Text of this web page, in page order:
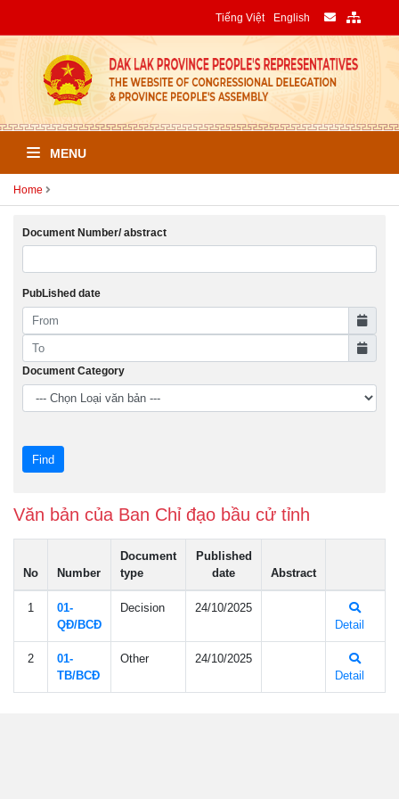
Tiếng Việt English
MENU
Home
Document Number/ abstract
PubLished date
Document Category
Văn bản của Ban Chỉ đạo bầu cử tỉnh
No Number
Document
type
Published
date
Abstract
1
01-
QÐ/BCÐ
Decision
24/10/2025
Detail
2
01-
TB/BCÐ
Other
24/10/2025
Detail